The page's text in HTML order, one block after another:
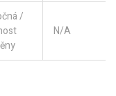
/
N/A